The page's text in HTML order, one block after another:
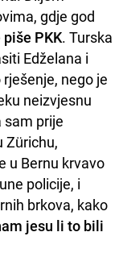
gdje god
PKK. Turska
Edželana i
nego je
neizvjesnu
sam prije
Zürichu,
u Bernu krvavo
policije, i
brkova, kako
jesu li to bili